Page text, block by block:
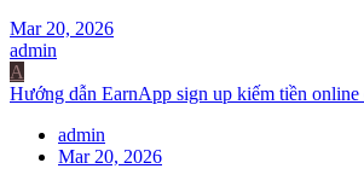
Mar 20, 2026
admin
A
Hướng dẫn EarnApp sign up kiếm tiền
admin
Mar 20, 2026